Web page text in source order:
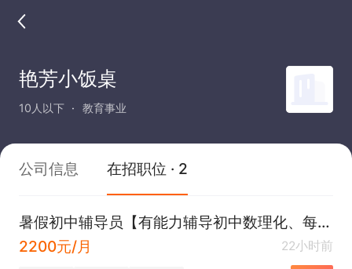
艳芳小饭桌
10人以下 教育事业
公司信息 在招职位 · 2
暑假初中辅导员【有能力辅导初中数理化、每天6小时，100元/天、长期优先】
2200元/月
22小时前